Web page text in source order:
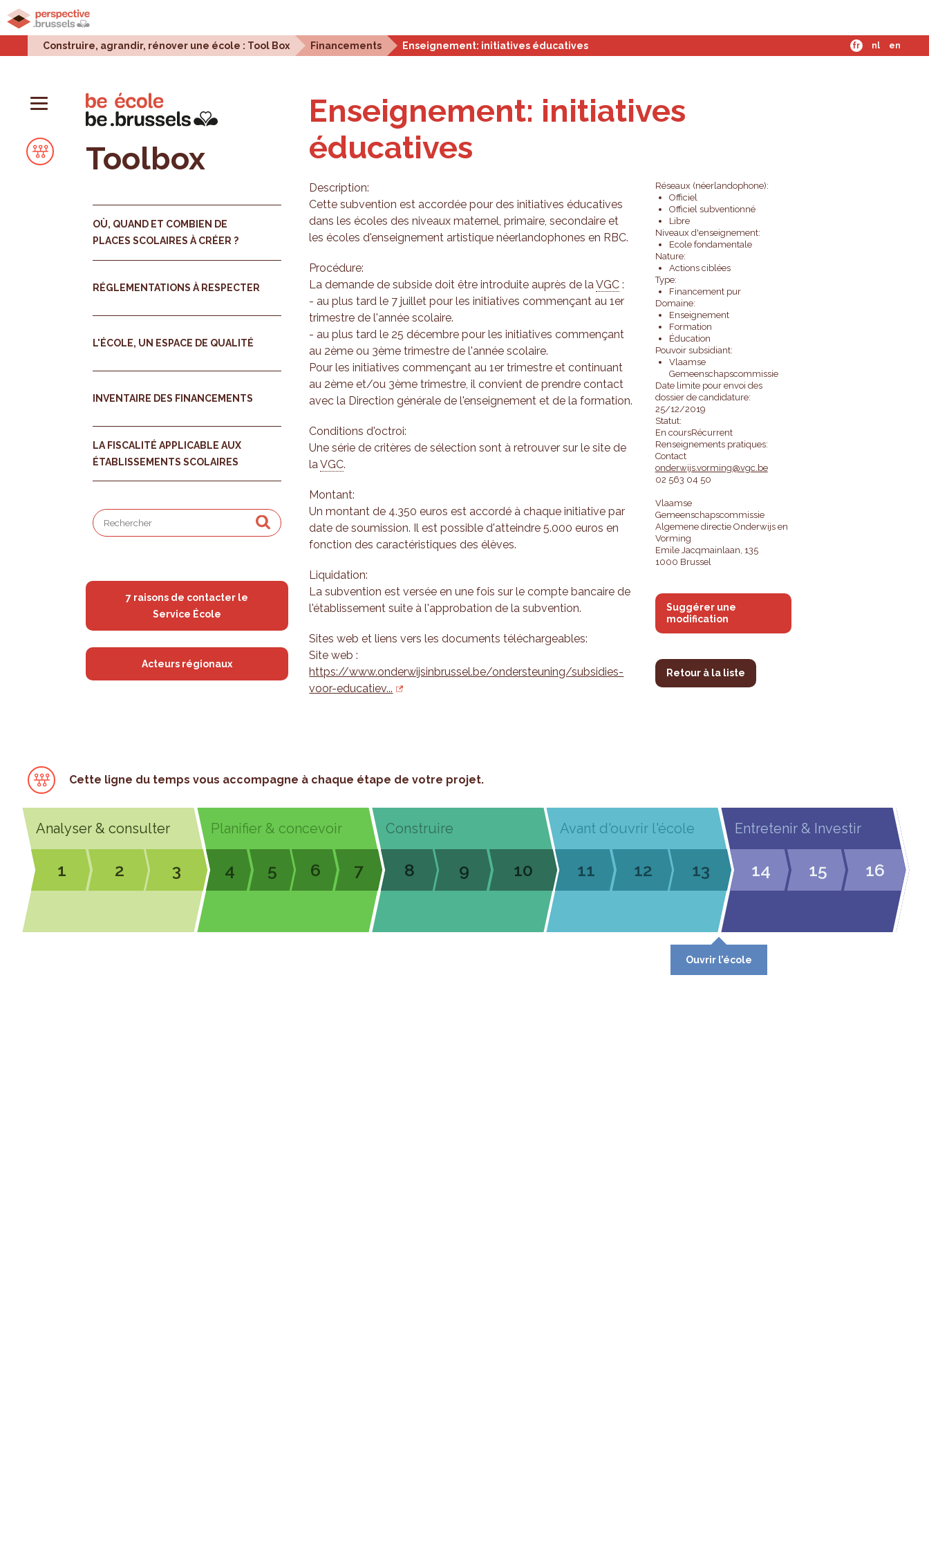
Accueil Projets urbains
Construire, agrandir, rénover une école : Tool Box Financements Enseignement: initiatives éducatives fr nl en
Toolbox
OÙ, QUAND ET COMBIEN DE
PLACES SCOLAIRES À CRÉER ?
RÉGLEMENTATIONS À RESPECTER
L'ÉCOLE, UN ESPACE DE QUALITÉ
INVENTAIRE DES FINANCEMENTS
LA FISCALITÉ APPLICABLE AUX
ÉTABLISSEMENTS SCOLAIRES
7 raisons de contacter le
Service École
Acteurs régionaux
Enseignement: initiatives
éducatives
Description:
Cette subvention est accordée pour des initiatives éducatives
dans les écoles des niveaux maternel, primaire, secondaire et
les écoles d'enseignement artistique néerlandophones en RBC.
Procédure:
La demande de subside doit être introduite auprès de laVGC :
- au plus tard le 7 juillet pour les initiatives commençant au 1er
trimestre de l'année scolaire.
- au plus tard le 25 décembre pour les initiatives commençant
au 2ème ou 3ème trimestre de l'année scolaire.
Pour les initiatives commençant au 1er trimestre et continuant
au 2ème et/ou 3ème trimestre, il convient de prendre contact
avec la Direction générale de l'enseignement et de la formation.
Conditions d'octroi:
Une série de critères de sélection sont à retrouver sur le site de
laVGC.
Montant:
Un montant de 4.350 euros est accordé à chaque initiative par
date de soumission. Il est possible d'atteindre 5.000 euros en
fonction des caractéristiques des élèves.
Liquidation:
La subvention est versée en une fois sur le compte bancaire de
l'établissement suite à l'approbation de la subvention.
Sites web et liens vers les documents téléchargeables:
Site web :
https://www.onderwijsinbrussel.be/ondersteuning/subsidies-
voor-educatiev...
Réseaux (néerlandophone):
Officiel
Officiel subventionné
Libre
Niveaux d'enseignement:
Ecole fondamentale
Nature:
Actions ciblées
Type:
Financement pur
Domaine:
Enseignement
Formation
Éducation
Pouvoir subsidiant:
Vlaamse
Gemeenschapscommissie
Date limite pour envoi des
dossier de candidature:
25/12/2019
Statut:
En coursRécurrent
Renseignements pratiques:
Contact
onderwijs.vorming@vgc.be
02 563 04 50
Vlaamse
Gemeenschapscommissie
Algemene directie Onderwijs en
Vorming
Emile Jacqmainlaan, 135
1000 Brussel
Suggérer une
modification
Retour à la liste
Cette ligne du temps vous accompagne à chaque étape de votre projet.
Analyser & consulter
1 2 3
Planifier & concevoir
4 5 6 7
Construire
8 9 10
Avant d'ouvrir l'école
11 12 13
Ouvrir l’école
Entretenir & Investir
14 15 16